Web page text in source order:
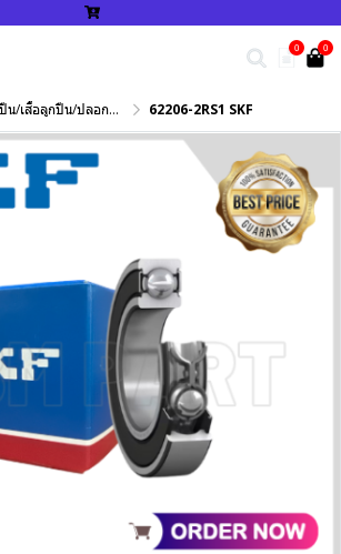
0 0
/ปลอกปรับเพลา/แหวนกำหนด/เพลาฮาร์ดโครม 62206-2RS1 SKF